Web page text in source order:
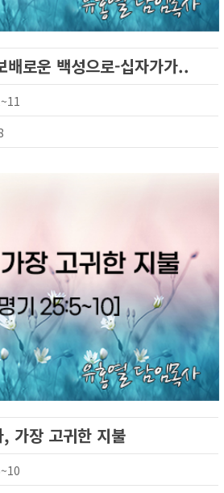
배로운 백성으로-십자가가..
, 가장 고귀한 지불